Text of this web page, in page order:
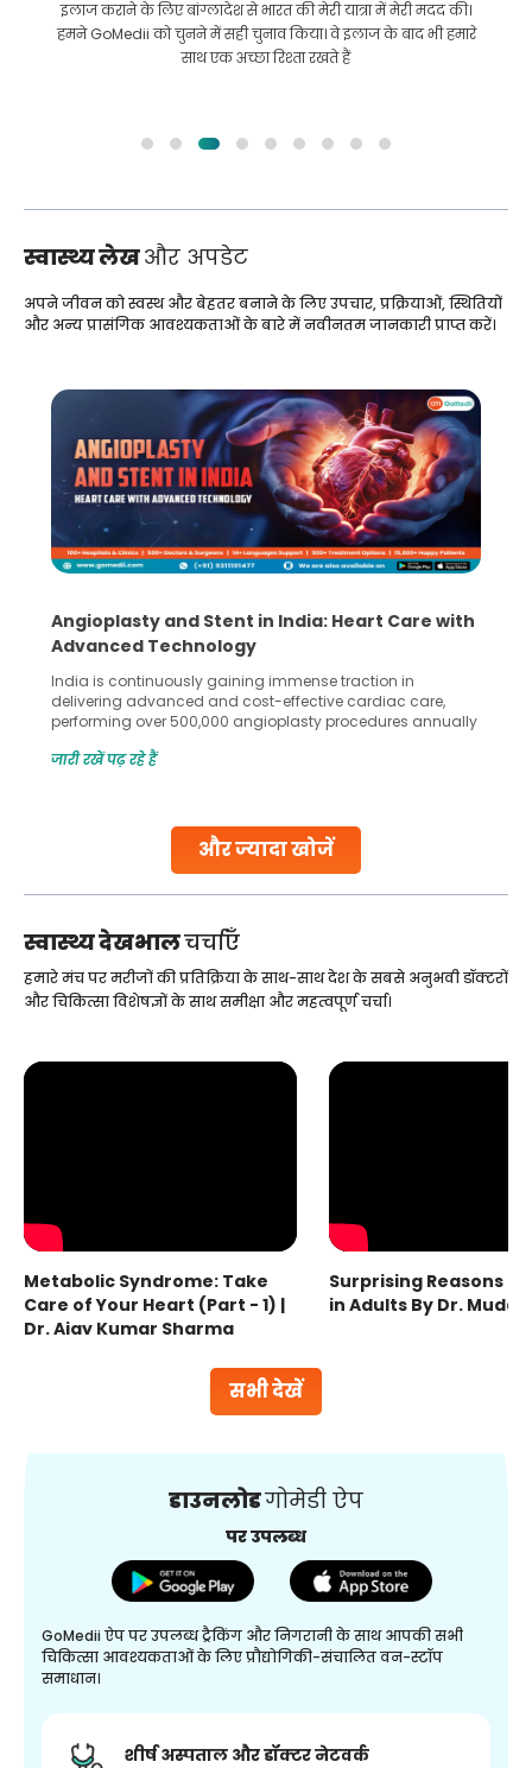
इलाज कराने के लिए बांग्लादेश से भारत की मेरी यात्रा में मेरी मदद की।
हमने GoMedii को चुनने में सही चुनाव किया। वे इलाज के बाद भी हमारे
साथ एक अच्छा रिश्ता रखते हैं
स्वास्थ्य लेखऔर अपडेट
और ज्यादा खोजें
अपने जीवन को स्वस्थ और बेहतर बनाने के लिए उपचार, प्रक्रियाओं, स्थितियों
और अन्य प्रासंगिक आवश्यकताओं के बारे में नवीनतम जानकारी प्राप्त करें।
Angioplasty and Stent in India: Heart Care with
Advanced Technology
India is continuously gaining immense traction in
delivering advanced and cost-effective cardiac care,
performing over 500,000 angioplasty procedures annually
globe are searching for treatments like angioplasty and
Studies, such as one published
जारी रखें पढ़ रहे हैं
स्वास्थ्य देखभालचर्चाएँ
सभी देखें
हमारे मंच पर मरीजों की प्रतिक्रिया के साथ-साथ देश के सबसे अनुभवी डॉक्टरों
और चिकित्सा विशेषज्ञों के साथ समीक्षा और महत्वपूर्ण चर्चा।
Metabolic Syndrome: Take
Care of Your Heart (Part - 1) |
Dr. Ajay Kumar Sharma
Surprising Reasons
in Adults By Dr.
डाउनलोडगोमेडी ऐप
पर उपलब्ध
GoMedii ऐप पर उपलब्ध ट्रैकिंग और निगरानी के साथ आपकी सभी
चिकित्सा आवश्यकताओं के लिए प्रौद्योगिकी-संचालित वन-स्टॉप
समाधान।
शीर्ष अस्पताल और डॉक्टर नेटवर्क